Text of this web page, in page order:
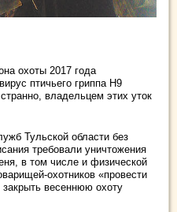
охоты 2017 года
птичьего гриппа Н9
владельцем этих уток
Тульской области без
требовали уничтожения
в том числе и физической
охотников «провести
весеннюю охоту